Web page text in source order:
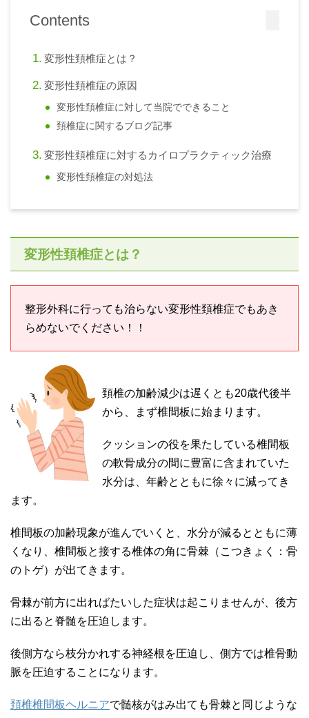
Contents
変形性頚椎症とは？
変形性頚椎症の原因
変形性頚椎症に対して当院でできること
頚椎症に関するブログ記事
変形性頚椎症に対するカイロプラクティック治療
変形性頚椎症の対処法
変形性頚椎症とは？
整形外科に行っても治らない変形性頚椎症でもあき
らめないでください！！
頚椎の加齢減少は遅くとも20歳代後半
から、まず椎間板に始まります。
クッションの役を果たしている椎間板
の軟骨成分の間に豊富に含まれていた
水分は、年齢とともに徐々に減ってき
ます。
椎間板の加齢現象が進んでいくと、水分が減るとともに薄
くなり、椎間板と接する椎体の角に骨棘（こつきょく：骨
のトゲ）が出てきます。
骨棘が前方に出ればたいした症状は起こりませんが、後方
に出ると脊髄を圧迫します。
後側方なら枝分かれする神経根を圧迫し、側方では椎骨動
脈を圧迫することになります。
頚椎椎間板ヘルニアで髄核がはみ出ても骨棘と同じような